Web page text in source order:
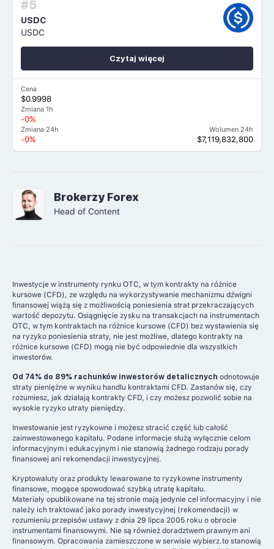
#5
USDC
USDC
Cena
$0.9998
Zmiana 1h
-0%
Zmiana 24h
-0%
Wolumen 24h
$7,119,832,800
Czytaj więcej
Brokerzy Forex
Head of Content
Inwestycje w instrumenty rynku OTC, w tym kontrakty na różnice
kursowe (CFD), ze względu na wykorzystywanie mechanizmu dźwigni
finansowej wiążą się z możliwością poniesienia strat przekraczających
wartość depozytu. Osiągnięcie zysku na transakcjach na instrumentach
OTC, w tym kontraktach na różnice kursowe (CFD) bez wystawienia się
na ryzyko poniesienia straty, nie jest możliwe, dlatego kontrakty na
różnice kursowe (CFD) mogą nie być odpowiednie dla wszystkich
inwestorów.
Od 74% do 89% rachunków inwestorów detalicznych odnotowuje
straty pieniężne w wyniku handlu kontraktami CFD. Zastanów się, czy
rozumiesz, jak działają kontrakty CFD, i czy możesz pozwolić sobie na
wysokie ryzyko utraty pieniędzy.
Inwestowanie jest ryzykowne i możesz stracić część lub całość
zainwestowanego kapitału. Podane informacje służą wyłącznie celom
informacyjnym i edukacyjnym i nie stanowią żadnego rodzaju porady
finansowej ani rekomendacji inwestycyjnej.
Kryptowaluty oraz produkty lewarowane to ryzykowne instrumenty
finansowe, mogące spowodować szybką utratę kapitału.
Materiały opublikowane na tej stronie mają jedynie cel informacyjny i nie
należy ich traktować jako porady inwestycyjnej (rekomendacji) w
rozumieniu przepisów ustawy z dnia 29 lipca 2005 roku o obrocie
instrumentami finansowymi. Nie są również doradztwem prawnym ani
finansowym. Opracowania zamieszczone w serwisie wybierz.to stanowią